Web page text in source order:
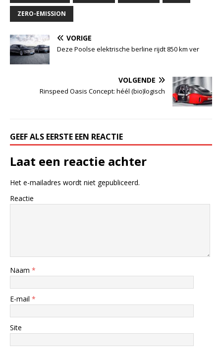
ZERO-EMISSION
VORIGE
Deze Poolse elektrische berline rijdt 850 km ver
VOLGENDE
Rinspeed Oasis Concept: héél (bio)logisch
GEEF ALS EERSTE EEN REACTIE
Laat een reactie achter
Het e-mailadres wordt niet gepubliceerd.
Reactie
Naam *
E-mail *
Site